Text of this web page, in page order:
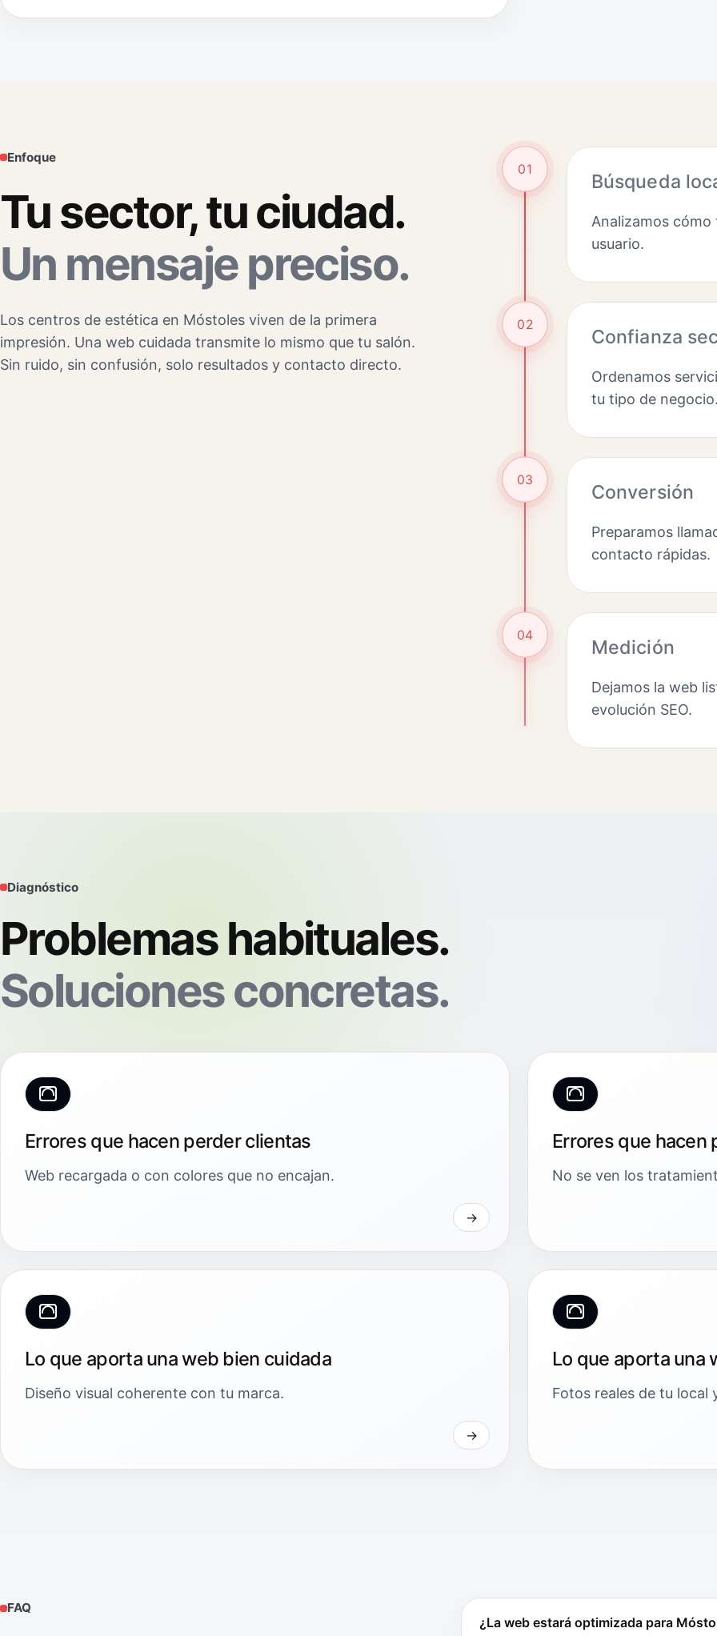
Enfoque
Tu sector, tu ciudad.
Un mensaje preciso.
Los centros de estética en Móstoles viven de la primera
impresión. Una web cuidada transmite lo mismo que tu salón.
Sin ruido, sin confusión, solo resultados y contacto directo.
01
Búsqueda
Analizamos
usuario.
02
Confianza
Ordenamos
tu tipo de
03
Conversión
Preparamos
contacto rápidas.
04
Medición
Dejamos la web
evolución SEO.
Diagnóstico
Problemas habituales.
Soluciones concretas.
Errores que hacen perder clientas
Web recargada o con colores que no encajan.
Errores que hacen
No se ven los
Lo que aporta una web bien cuidada
Diseño visual coherente con tu marca.
Lo que aporta una
Fotos reales de tu local
FAQ
¿La web estará optimizada para